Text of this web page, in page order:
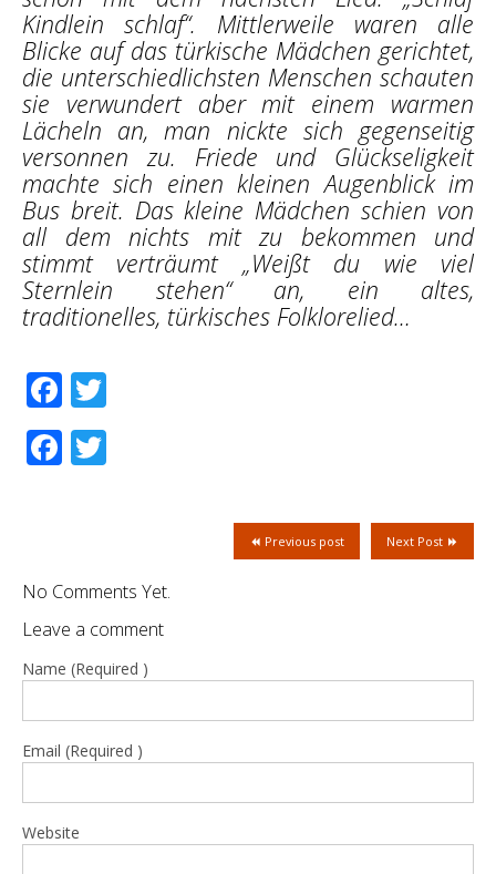
Kindlein schlaf“. Mittlerweile waren alle
Blicke auf das türkische Mädchen gerichtet,
die unterschiedlichsten Menschen schauten
sie verwundert aber mit einem warmen
Lächeln an, man nickte sich gegenseitig
versonnen zu. Friede und Glückseligkeit
machte sich einen kleinen Augenblick im
Bus breit. Das kleine Mädchen schien von
all dem nichts mit zu bekommen und
stimmt verträumt „Weißt du wie viel
Sternlein stehen“ an, ein altes,
traditionelles, türkisches Folklorelied…
Facebook
Facebook
Next Post
Previous post
No Comments Yet.
Leave a comment
Name (Required )
Email (Required )
Website